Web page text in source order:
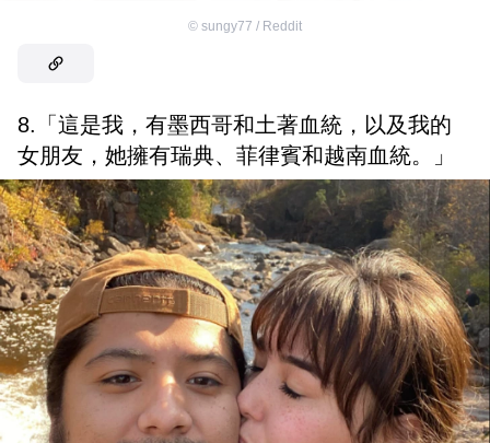
© sungy77 / Reddit
8.「這是我，有墨西哥和土著血統，以及我的
女朋友，她擁有瑞典、菲律賓和越南血統。」